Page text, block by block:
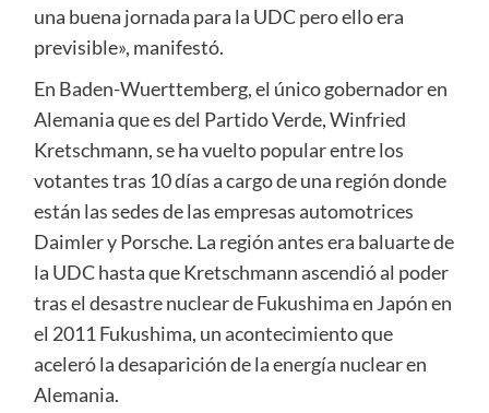
una buena jornada para la UDC pero ello era
previsible», manifestó.
En Baden-Wuerttemberg, el único gobernador en
Alemania que es del Partido Verde, Winfried
Kretschmann, se ha vuelto popular entre los
votantes tras 10 días a cargo de una región donde
están las sedes de las empresas automotrices
Daimler y Porsche. La región antes era baluarte de
la UDC hasta que Kretschmann ascendió al poder
tras el desastre nuclear de Fukushima en Japón en
el 2011 Fukushima, un acontecimiento que
aceleró la desaparición de la energía nuclear en
Alemania.